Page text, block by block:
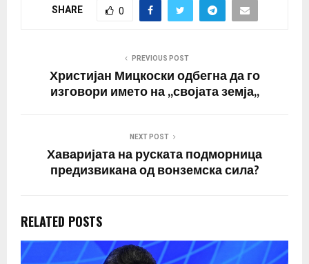
Русија. Рускиот
четири украински
територии во Русија…
SHARE 0
PREVIOUS POST
Христијан Мицкоски одбегна да го
изговори името на ,,својата земја,,
NEXT POST
Хаваријата на руската подморница
предизвикана од вонземска сила?
RELATED POSTS